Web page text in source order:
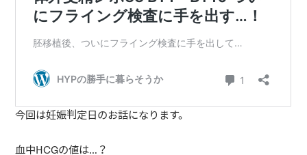
今回は妊娠判定日のお話になります。
血中HCGの値は…？